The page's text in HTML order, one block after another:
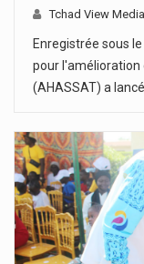
Tchad View Media
Enregistrée sous
pour l'amélioration
(AHASSAT) a